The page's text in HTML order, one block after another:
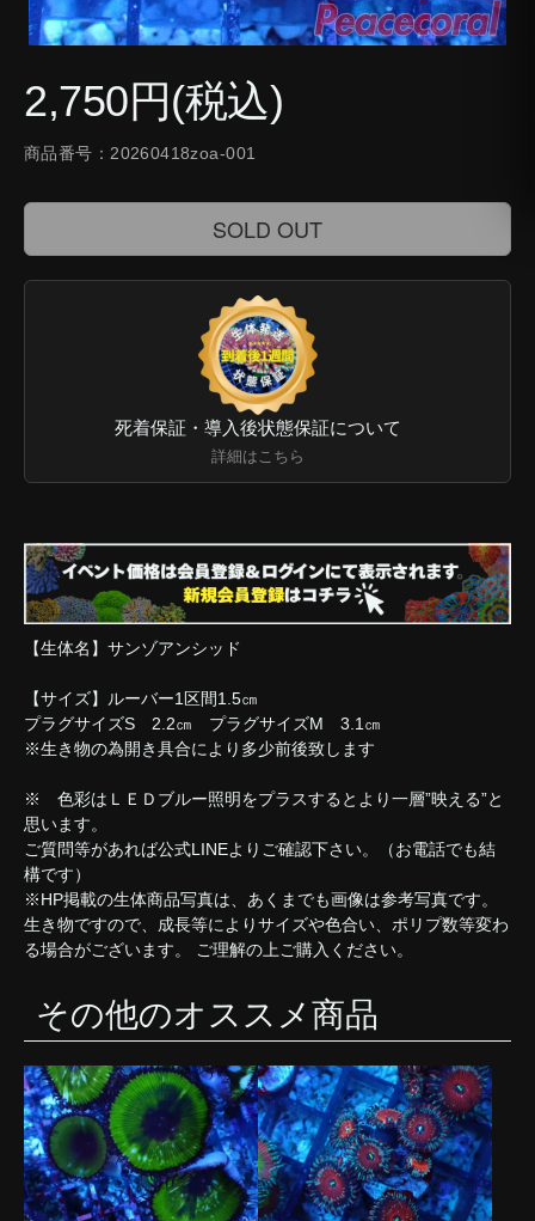
2,750円(税込)
商品番号：20260418zoa-001
SOLD OUT
死着保証・導入後状態保証について
詳細はこちら
【生体名】サンゾアンシッド
【サイズ】ルーバー1区間1.5㎝
プラグサイズS 2.2㎝ プラグサイズM 3.1㎝
※生き物の為開き具合により多少前後致します
※ 色彩はＬＥＤブルー照明をプラスするとより一層”映える”と
思います。
ご質問等があれば公式LINEよりご確認下さい。（お電話でも結
構です）
※HP掲載の生体商品写真は、あくまでも画像は参考写真です。
生き物ですので、成長等によりサイズや色合い、ポリプ数等変わ
る場合がございます。 ご理解の上ご購入ください。
その他のオススメ商品